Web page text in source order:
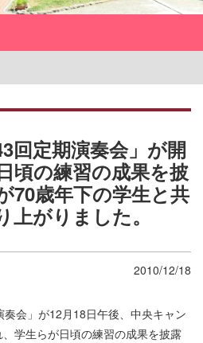
回定期演奏会」が開
頃の練習の成果を披
70歳年下の学生と共
上がりました。
2010/12/18
会」が12月18日午後、中央キャン
学生らが日頃の練習の成果を披露